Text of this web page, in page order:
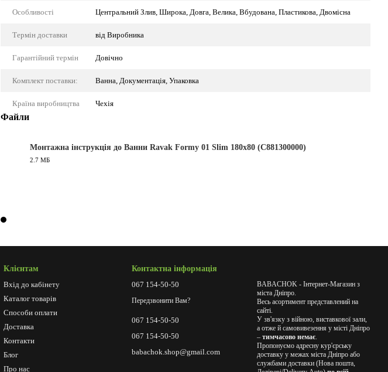
Особливості Центральний Злив, Широка, Довга, Велика, Вбудована, Пластикова, Двомісна
Термін доставки від Виробника
Гарантійний термін Довічно
Комплект поставки: Ванна, Документація, Упаковка
Країна виробництва Чехія
Файли
Монтажна інструкція до Ванни Ravak Formy 01 Slim 180x80 (C881300000)
2.7 МБ
Клієнтам
Вхід до кабінету
Каталог товарів
Способи оплати
Доставка
Контакти
Блог
Про нас
Контактна інформація
067 154-50-50
Передзвонити Вам?
067 154-50-50
067 154-50-50
babachok.shop@gmail.com
BABACHOK - Інтернет-Магазин з
міста Дніпро.
Весь асортимент представлений на
сайті.
У зв'язку з війною, виставкової зали,
а отже й самовивезення у місті Дніпро
– тимчасово немає.
Пропонуємо адресну кур'єрську
доставку у межах міста Дніпро або
службами доставки (Нова пошта,